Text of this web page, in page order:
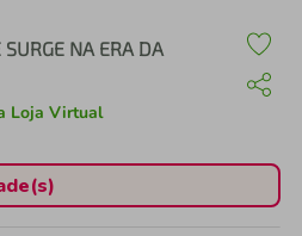
NA ERA DA
Loja Virtual